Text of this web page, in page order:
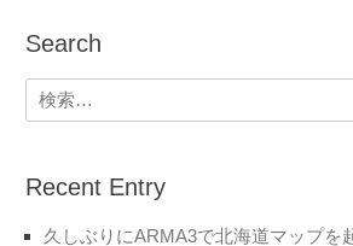
Search
検
索:
Recent Entry
久しぶりにARMA3で北海道マップを